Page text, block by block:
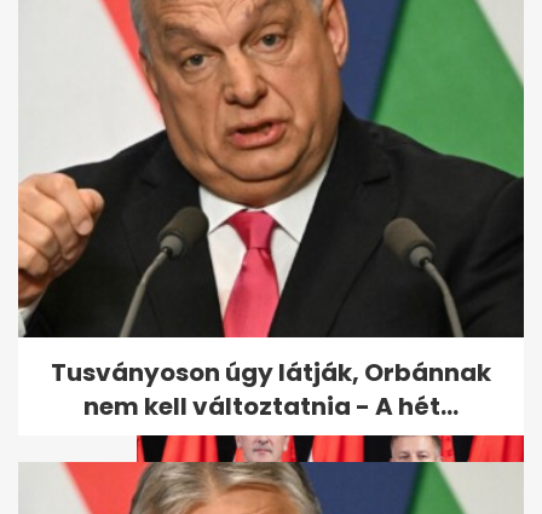
Lakáshitel-verseny: 2,89%-ra
csökkenti az Otthon Start
kamatát az...
Tusványoson úgy látják, Orbánnak
nem kell változtatnia - A hét...